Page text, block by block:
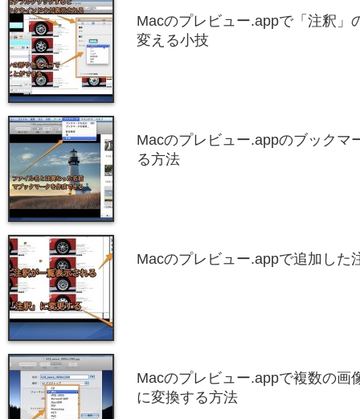
Macのプレビュー.appで「注釈」
変える小技
Macのプレビュー.appのブックマ
る方法
Macのプレビュー.appで追加した
Macのプレビュー.appで複数の画
に変換する方法